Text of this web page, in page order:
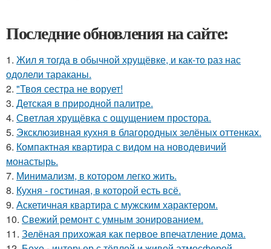
Последние обновления на сайте:
1. Жил я тогда в обычной хрущёвке, и как-то раз нас
одолели тараканы.
2. "Твоя сестра не ворует!
3. Детская в природной палитре.
4. Светлая хрущёвка с ощущением простора.
5. Эксклюзивная кухня в благородных зелёных оттенках.
6. Компактная квартира с видом на новодевичий
монастырь.
7. Минимализм, в котором легко жить.
8. Кухня - гостиная, в которой есть всё.
9. Аскетичная квартира с мужским характером.
10. Свежий ремонт с умным зонированием.
11. Зелёная прихожая как первое впечатление дома.